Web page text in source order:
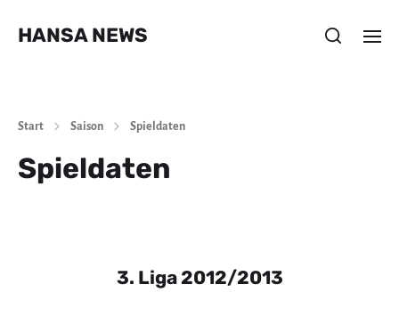
HANSA NEWS
Start Saison Spieldaten
Spieldaten
3. Liga 2012/2013